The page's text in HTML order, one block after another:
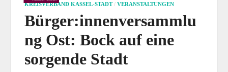
KREISVERBAND KASSEL-STADT/VERANSTALTUNGEN
Bürger:innenversammlu
ng Ost: Bock auf eine
sorgende Stadt